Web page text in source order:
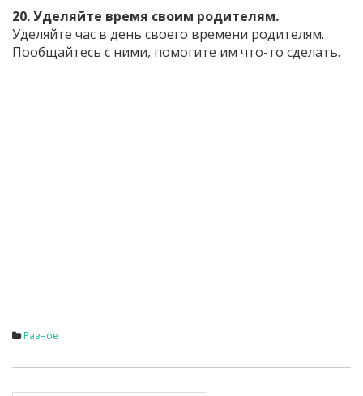
20. Уделяйте время своим родителям.
Уделяйте час в день своего времени родителям.
Пообщайтесь с ними, помогите им что-то сделать.
Разное